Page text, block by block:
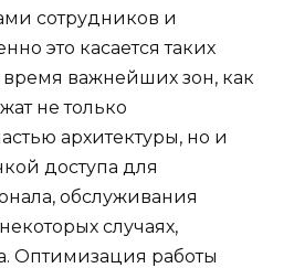
сотрудников и
это касается таких
важнейших зон, как
не только
архитектуры, но и
доступа для
обслуживания
случаях,
Оптимизация работы